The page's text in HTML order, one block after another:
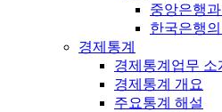
중앙은행
한국은행
경제통계
경제통계업무 소
경제통계 개요
주요통계 해설